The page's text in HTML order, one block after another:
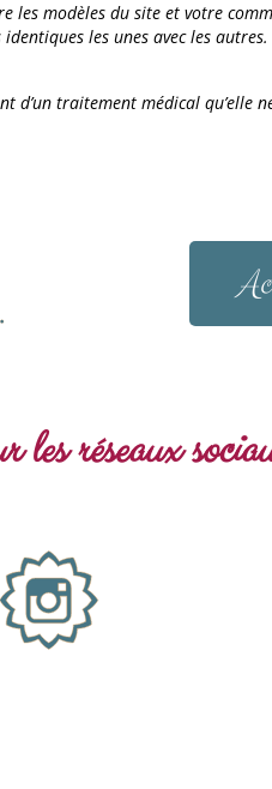
les modèles du site et votre
les unes avec les autres.
traitement médical qu’elle
les réseaux